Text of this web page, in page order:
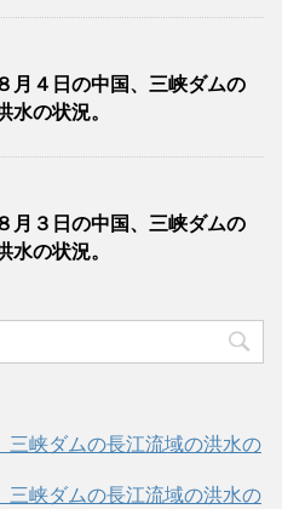
月４日の中国、三峡ダムの
水の状況。
月３日の中国、三峡ダムの
水の状況。
三峡ダムの長江流域の洪水の
三峡ダムの長江流域の洪水の